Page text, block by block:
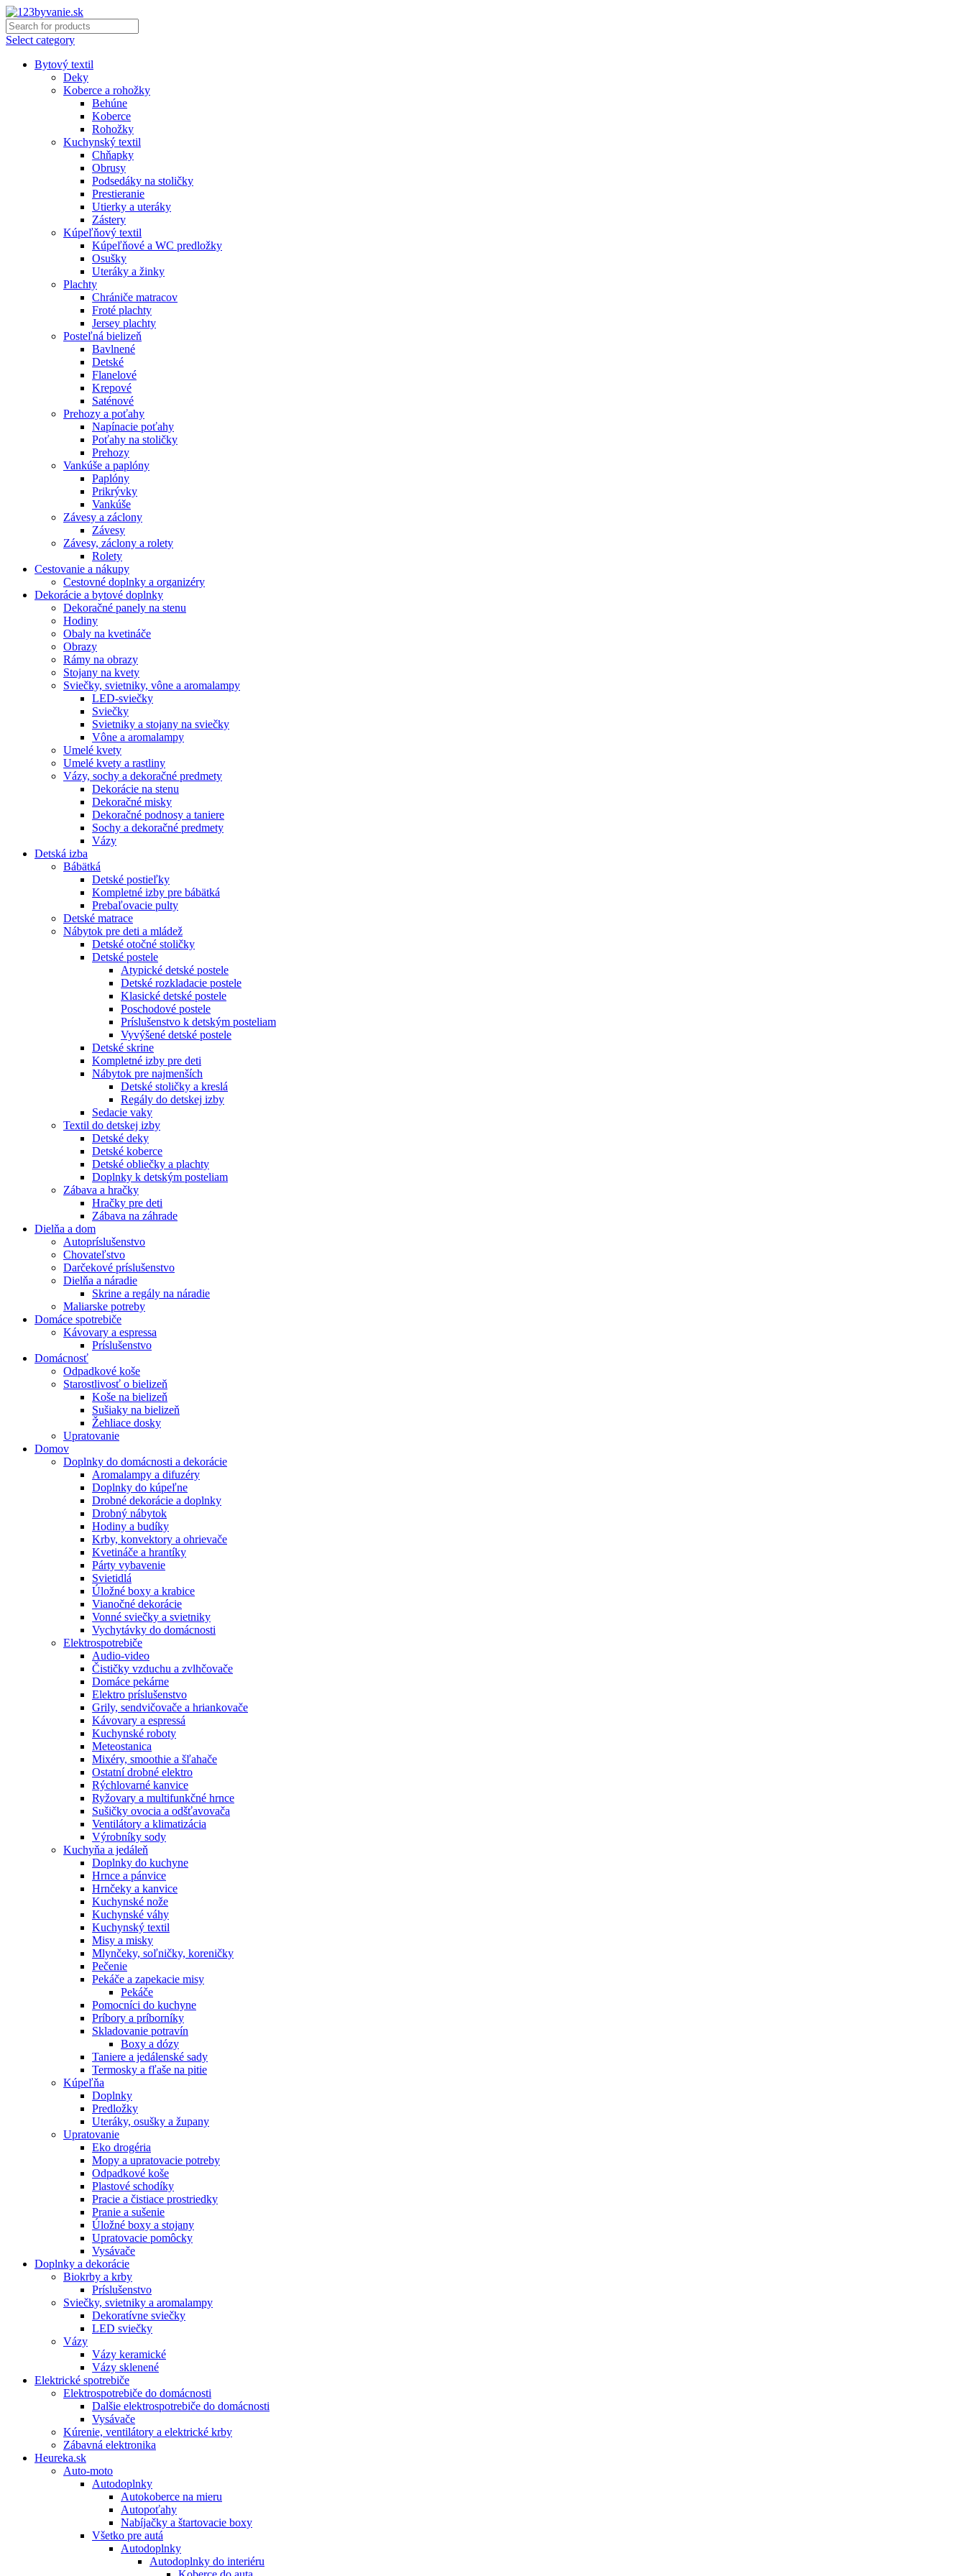
Select category
Bytový textil
Deky
Koberce a rohožky
Behúne
Koberce
Rohožky
Kuchynský textil
Chňapky
Obrusy
Podsedáky na stoličky
Prestieranie
Utierky a uteráky
Zástery
Kúpeľňový textil
Kúpeľňové a WC predložky
Osušky
Uteráky a žinky
Plachty
Chrániče matracov
Froté plachty
Jersey plachty
Posteľná bielizeň
Bavlnené
Detské
Flanelové
Krepové
Saténové
Prehozy a poťahy
Napínacie poťahy
Poťahy na stoličky
Prehozy
Vankúše a paplóny
Paplóny
Prikrývky
Vankúše
Závesy a záclony
Závesy
Závesy, záclony a rolety
Rolety
Cestovanie a nákupy
Cestovné doplnky a organizéry
Dekorácie a bytové doplnky
Dekoračné panely na stenu
Hodiny
Obaly na kvetináče
Obrazy
Rámy na obrazy
Stojany na kvety
Sviečky, svietniky, vône a aromalampy
LED-sviečky
Sviečky
Svietniky a stojany na sviečky
Vône a aromalampy
Umelé kvety
Umelé kvety a rastliny
Vázy, sochy a dekoračné predmety
Dekorácie na stenu
Dekoračné misky
Dekoračné podnosy a taniere
Sochy a dekoračné predmety
Vázy
Detská izba
Bábätká
Detské postieľky
Kompletné izby pre bábätká
Prebaľovacie pulty
Detské matrace
Nábytok pre deti a mládež
Detské otočné stoličky
Detské postele
Atypické detské postele
Detské rozkladacie postele
Klasické detské postele
Poschodové postele
Príslušenstvo k detským posteliam
Vyvýšené detské postele
Detské skrine
Kompletné izby pre deti
Nábytok pre najmenších
Detské stoličky a kreslá
Regály do detskej izby
Sedacie vaky
Textil do detskej izby
Detské deky
Detské koberce
Detské obliečky a plachty
Doplnky k detským posteliam
Zábava a hračky
Hračky pre deti
Zábava na záhrade
Dielňa a dom
Autopríslušenstvo
Chovateľstvo
Darčekové príslušenstvo
Dielňa a náradie
Skrine a regály na náradie
Maliarske potreby
Domáce spotrebiče
Kávovary a espressa
Príslušenstvo
Domácnosť
Odpadkové koše
Starostlivosť o bielizeň
Koše na bielizeň
Sušiaky na bielizeň
Žehliace dosky
Upratovanie
Domov
Doplnky do domácnosti a dekorácie
Aromalampy a difuzéry
Doplnky do kúpeľne
Drobné dekorácie a doplnky
Drobný nábytok
Hodiny a budíky
Krby, konvektory a ohrievače
Kvetináče a hrantíky
Párty vybavenie
Svietidlá
Úložné boxy a krabice
Vianočné dekorácie
Vonné sviečky a svietniky
Vychytávky do domácnosti
Elektrospotrebiče
Audio-video
Čističky vzduchu a zvlhčovače
Domáce pekárne
Elektro príslušenstvo
Grily, sendvičovače a hriankovače
Kávovary a espressá
Kuchynské roboty
Meteostanica
Mixéry, smoothie a šľahače
Ostatní drobné elektro
Rýchlovarné kanvice
Ryžovary a multifunkčné hrnce
Sušičky ovocia a odšťavovača
Ventilátory a klimatizácia
Výrobníky sody
Kuchyňa a jedáleň
Doplnky do kuchyne
Hrnce a pánvice
Hrnčeky a kanvice
Kuchynské nože
Kuchynské váhy
Kuchynský textil
Misy a misky
Mlynčeky, soľničky, koreničky
Pečenie
Pekáče a zapekacie misy
Pekáče
Pomocníci do kuchyne
Príbory a príborníky
Skladovanie potravín
Boxy a dózy
Taniere a jedálenské sady
Termosky a fľaše na pitie
Kúpeľňa
Doplnky
Predložky
Uteráky, osušky a župany
Upratovanie
Eko drogéria
Mopy a upratovacie potreby
Odpadkové koše
Plastové schodíky
Pracie a čistiace prostriedky
Pranie a sušenie
Úložné boxy a stojany
Upratovacie pomôcky
Vysávače
Doplnky a dekorácie
Biokrby a krby
Príslušenstvo
Sviečky, svietniky a aromalampy
Dekoratívne sviečky
LED sviečky
Vázy
Vázy keramické
Vázy sklenené
Elektrické spotrebiče
Elektrospotrebiče do domácnosti
Dalšie elektrospotrebiče do domácnosti
Vysávače
Kúrenie, ventilátory a elektrické krby
Zábavná elektronika
Heureka.sk
Auto-moto
Autodoplnky
Autokoberce na mieru
Autopoťahy
Nabíjačky a štartovacie boxy
Všetko pre autá
Autodoplnky
Autodoplnky do interiéru